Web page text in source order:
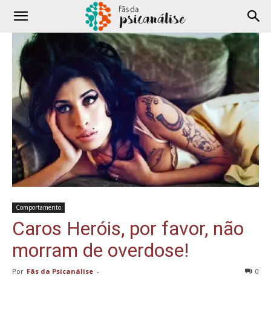
Comportamento
Caros Heróis, por favor, não
morram de overdose!
Por Fãs da Psicanálise - 0